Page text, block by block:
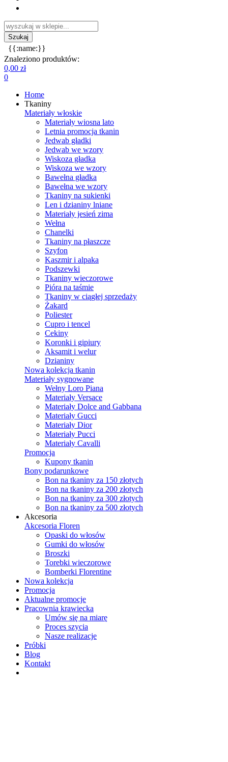
{{:name:}}
Znaleziono produktów:
0,00 zł
0
Home
Tkaniny
Materiały włoskie
Materiały wiosna lato
Letnia promocja tkanin
Jedwab gładki
Jedwab we wzory
Wiskoza gładka
Wiskoza we wzory
Bawełna gładka
Bawełna we wzory
Tkaniny na sukienki
Len i dzianiny lniane
Materiały jesień zima
Wełna
Chanelki
Tkaniny na płaszcze
Szyfon
Kaszmir i alpaka
Podszewki
Tkaniny wieczorowe
Pióra na taśmie
Tkaniny w ciągłej sprzedaży
Żakard
Poliester
Cupro i tencel
Cekiny
Koronki i gipiury
Aksamit i welur
Dzianiny
Nowa kolekcja tkanin
Materiały sygnowane
Wełny Loro Piana
Materiały Versace
Materiały Dolce and Gabbana
Materiały Gucci
Materiały Dior
Materiały Pucci
Materiały Cavalli
Promocja
Kupony tkanin
Bony podarunkowe
Bon na tkaniny za 150 złotych
Bon na tkaniny za 200 złotych
Bon na tkaniny za 300 złotych
Bon na tkaniny za 500 złotych
Akcesoria
Akcesoria Floren
Opaski do włosów
Gumki do włosów
Broszki
Torebki wieczorowe
Bomberki Florentine
Nowa kolekcja
Promocja
Aktualne promocje
Pracownia krawiecka
Umów się na miarę
Proces szycia
Nasze realizacje
Próbki
Blog
Kontakt